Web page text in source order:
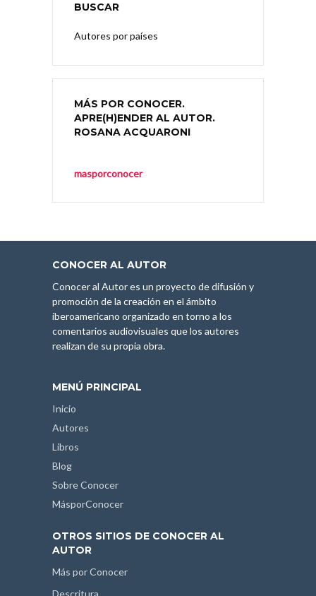
BUSCAR
Autores por países
MÁS POR CONOCER.
APRE(H)ENDER AL AUTOR.
ROSANA ACQUARONI
masporconocer
CONOCER AL AUTOR
Conocer al Autor es un proyecto de difusión y
promoción de la creación en el ámbito
iberoamericano organizado en torno a los
comentarios audiovisuales que los autores
realizan de su propia obra.
MENÚ PRINCIPAL
Inicio
Autores
Libros
Blog
Sobre Conocer
MásporConocer
OTROS SITIOS DE CONOCER AL
AUTOR
Más por Conocer